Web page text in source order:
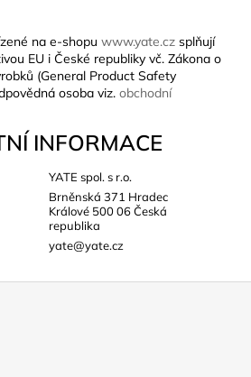
na e-shopu www.yate.cz splňují
EU i České republiky vč. Zákona o
(General Product Safety
osoba viz. obchodní
INFORMACE
YATE spol. s r.o.
Brněnská 371 Hradec
Králové 500 06 Česká
republika
yate@yate.cz